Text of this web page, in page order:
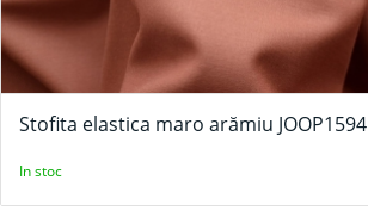
Stofita elastica maro arămiu JOOP1594
In stoc